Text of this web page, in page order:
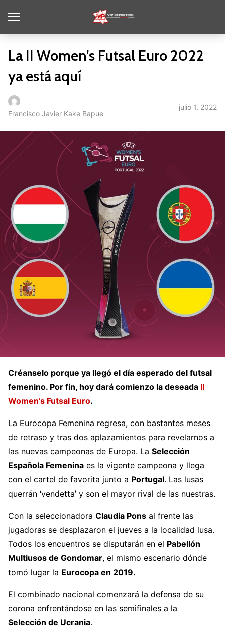
La II Women’s Futsal Euro 2022
ya está aquí
Francisco Javier Kake Bapue
julio 1, 2022
Créanselo porque ya llegó el día esperado del futsal
femenino. Por fin, hoy dará comienzo la deseada II
Women’s Futsal Euro.
La Eurocopa Femenina regresa, con bastantes meses
de retraso y tras dos aplazamientos para revelarnos a
las nuevas campeonas de Europa. La Selección
Española Femenina es la vigente campeona y llega
con el cartel de favorita junto a Portugal. Las lusas
querrán ‘vendetta’ y son el mayor rival de las nuestras.
Con la seleccionadora Claudia Pons al frente las
jugadoras se desplazaron el jueves a la localidad lusa.
Todos los encuentros se disputarán en el Pabellón
Multiusos de Gondomar, el mismo escenario dónde
tomó lugar la Eurocopa en 2019.
El combinado nacional comenzará la defensa de su
corona enfrentándose en las semifinales a la
Selección de Ucrania.